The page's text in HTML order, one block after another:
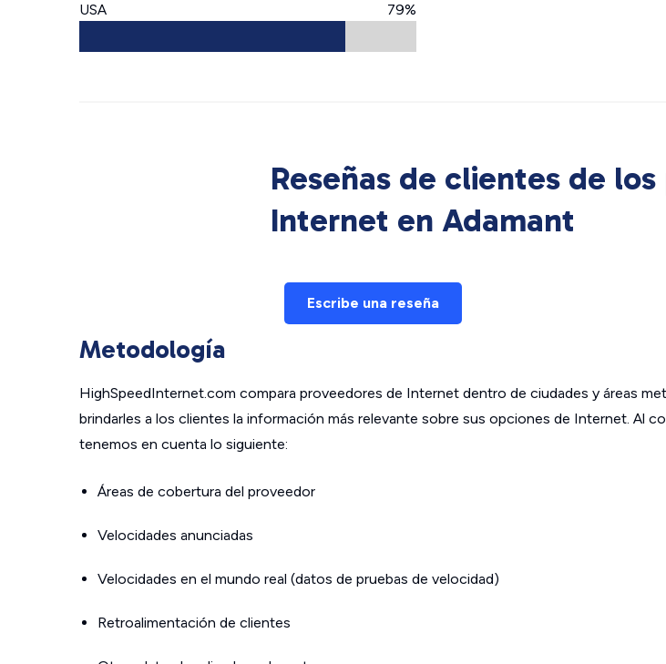
USA 79%
Reseñas de clientes de
Internet en Adamant
Escribe una reseña
Metodología
HighSpeedInternet.com compara proveedores de Internet dentro de ciudades y áreas
brindarles a los clientes la información más relevante sobre sus opciones de Internet. Al
tenemos en cuenta lo siguiente:
Áreas de cobertura del proveedor
Velocidades anunciadas
Velocidades en el mundo real (datos de pruebas de velocidad)
Retroalimentación de clientes